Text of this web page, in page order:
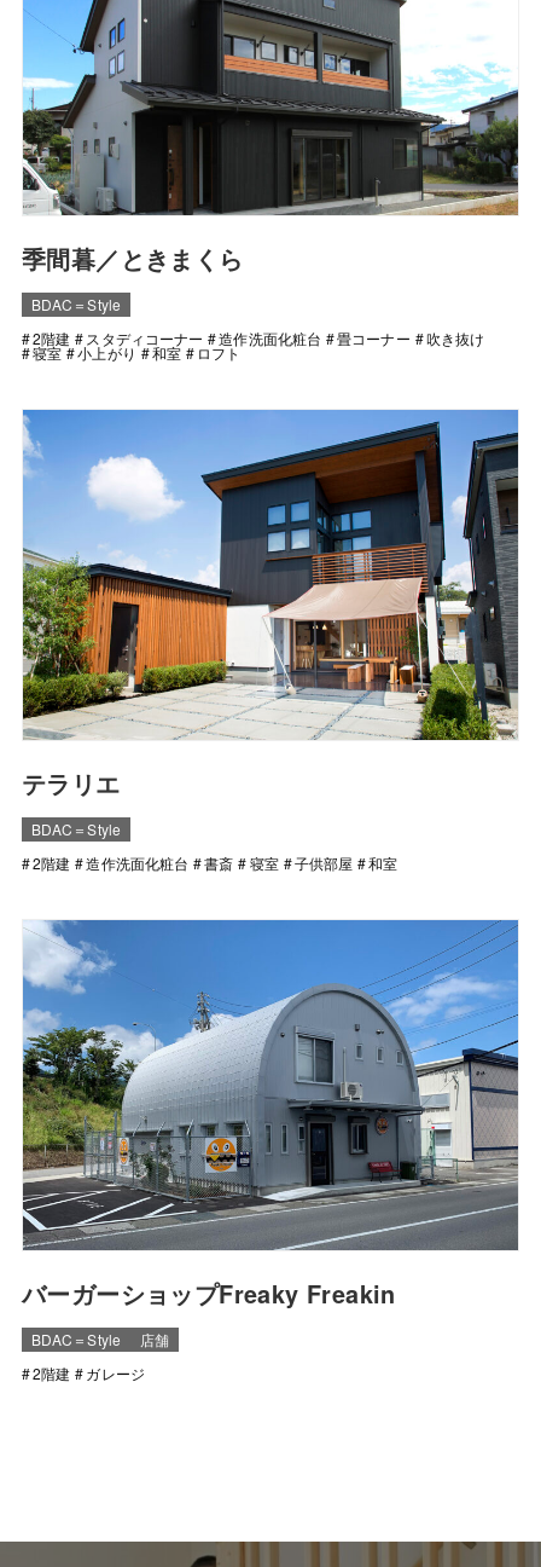
季間暮／ときまくら
BDAC＝Style
2階建
スタディコーナー 造作洗面化粧台 畳コーナー 吹き抜け
寝室 小上がり 和室 ロフト
テラリエ
BDAC＝Style
2階建
造作洗面化粧台 書斎 寝室 子供部屋 和室
バーガーショップFreaky Freakin
BDAC＝Style
店舗
2階建
ガレージ